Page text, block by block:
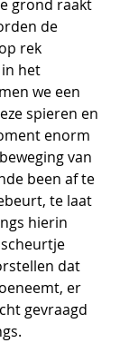
grond raakt
de
rek
het
we een
spieren en
enorm
van
been af te
te laat
hierin
dat
er
gevraagd